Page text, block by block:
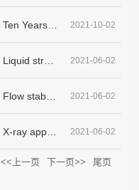
【NUAA Invited Lecture Series】Ten Years Editorial Work Experience as the Editor-in-Chief of ActaAst... 2021-10-02
【NUAA Invited Lecture Series】Liquid structure in nano-space probed by x-ray scattering methods 2021-06-02
【NUAA Invited Lecture Series】Flow stability in viscoelastic pipe flows 2021-06-02
【NUAA Invited Lecture Series】X-ray applications to materials science at the 3rd generation synchro... 2021-06-02
<<上一页 下一页>>
尾页